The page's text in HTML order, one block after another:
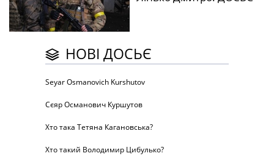
НОВІ ДОСЬЄ
Seyar Osmanovich Kurshutov
Сєяр Османович Куршутов
Хто така Тетяна Кагановська?
Хто такий Володимир Цибулько?